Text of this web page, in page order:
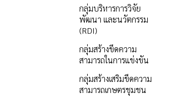
กลุ่มบริหารการวิจัย
พัฒนา และนวัตกรรม
(RDI)
กลุ่มสร้างขีดความ
สามารถในการแข่งขัน
กลุ่มสร้างเสริมขีดความ
สามารถเกษตรชุมชน